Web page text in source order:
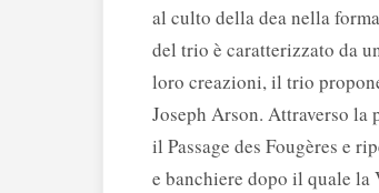
al culto della dea nella
del trio è caratterizzato da
loro creazioni, il trio
Joseph Arson. Attraverso
il Passage des Fougères e
e banchiere dopo il quale la